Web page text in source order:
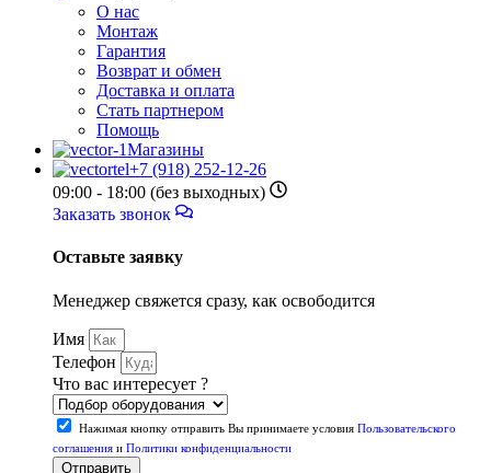
О нас
Монтаж
Гарантия
Возврат и обмен
Доставка и оплата
Стать партнером
Помощь
Магазины
+7 (918) 252-12-26
09:00 - 18:00 (без выходных)
Заказать звонок
Оставьте заявку
Менеджер свяжется сразу, как освободится
Имя
Телефон
Что вас интересует ?
Нажимая кнопку отправить Вы принимаете условия Пользовательского
соглашения и Политики конфиденциальности
Отправить